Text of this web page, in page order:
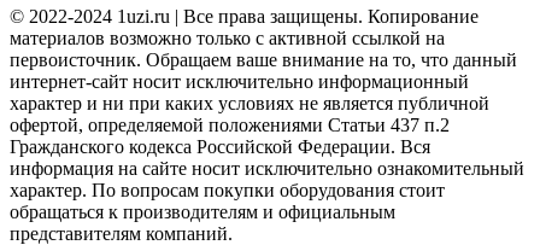
© 2022-2024 1uzi.ru | Все права защищены. Копирование
материалов возможно только с активной ссылкой на
первоисточник. Обращаем ваше внимание на то, что данный
интернет-сайт носит исключительно информационный
характер и ни при каких условиях не является публичной
офертой, определяемой положениями Статьи 437 п.2
Гражданского кодекса Российской Федерации. Вся
информация на сайте носит исключительно ознакомительный
характер. По вопросам покупки оборудования стоит
обращаться к производителям и официальным
представителям компаний.